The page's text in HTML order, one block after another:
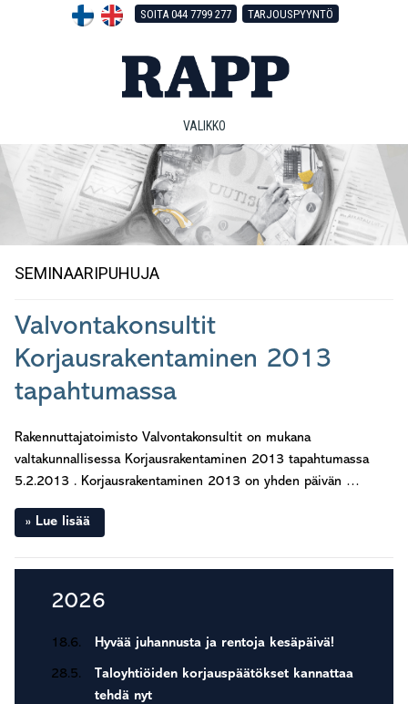
SOITA 044 7799 277 TARJOUSPYYNTÖ
VALIKKO
SEMINAARIPUHUJA
Valvontakonsultit
Korjausrakentaminen 2013
tapahtumassa
Rakennuttajatoimisto Valvontakonsultit on mukana
valtakunnallisessa Korjausrakentaminen 2013 tapahtumassa
5.2.2013 . Korjausrakentaminen 2013 on yhden päivän …
Lue lisää
Ensisijainen
sivupalkki
2026
18.6. Hyvää juhannusta ja rentoja kesäpäivä!
28.5.
Taloyhtiöiden korjauspäätökset kannattaa
tehdä nyt